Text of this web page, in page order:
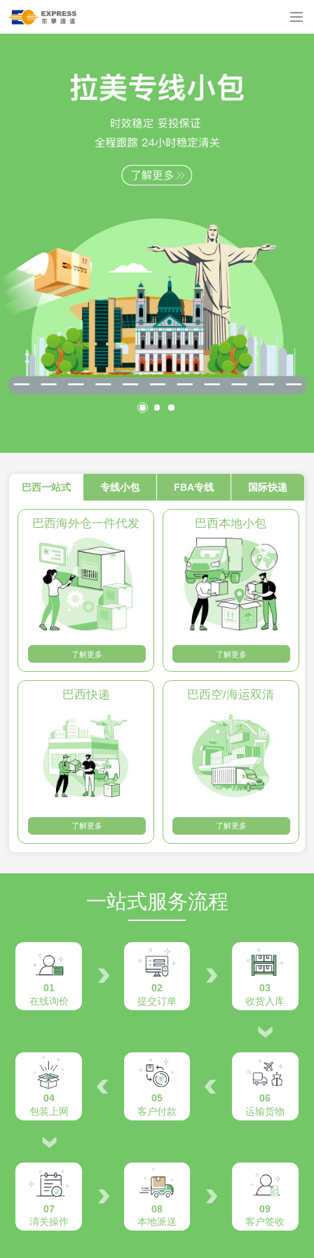
巴西一站式 专线小包 FBA专线 国际快递
巴西海外仓一件代发
了解更多
巴西本地小包
了解更多
巴西快递
了解更多
巴西空/海运双清
了解更多
一站式服务流程
01
在线询价
02
提交订单
03
收货入库
04
包装上网
05
客户付款
06
运输货物
07
清关操作
08
本地派送
09
客户签收